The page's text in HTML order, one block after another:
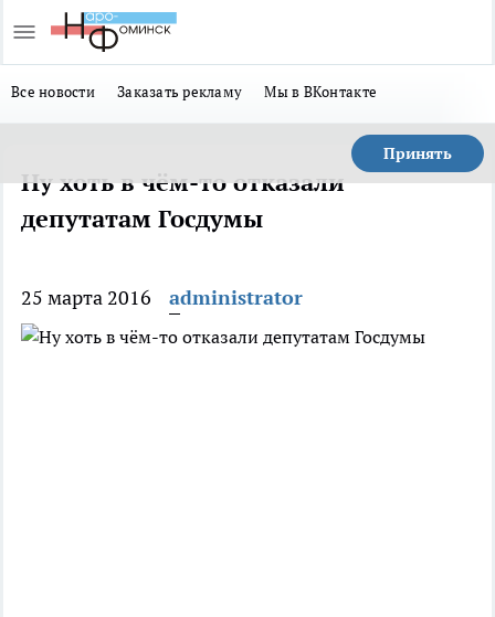
Все новости Заказать рекламу Мы в ВКонтакте
Принять
Ну хоть в чём-то отказали
депутатам Госдумы
25 марта 2016 administrator